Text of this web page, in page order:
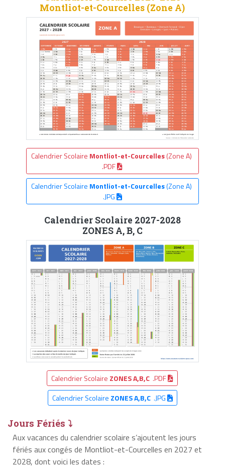
Montliot-et-Courcelles (Zone A)
Calendrier Scolaire Montliot-et-Courcelles(Zone A)
.PDF
Calendrier Scolaire Montliot-et-Courcelles(Zone A)
.JPG
Calendrier Scolaire 2027-2028
ZONES A, B, C
Calendrier Scolaire ZONES A,B,C .PDF
Calendrier Scolaire ZONES A,B,C.JPG
Jours Fériés ⤵
Aux vacances du calendrier scolaire s’ajoutent les jours
fériés aux congés de Montliot-et-Courcelles en 2027 et
2028, dont voici les dates :